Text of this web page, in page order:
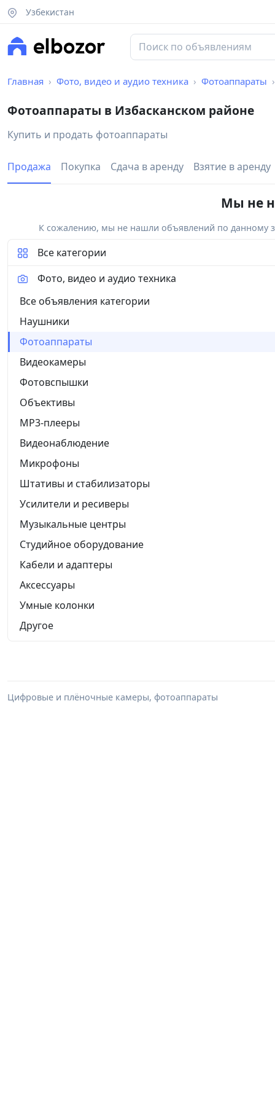
Узбекистан
Главная Фото, видео и аудио техника Фотоаппараты
Фотоаппараты в Избасканском районе
Купить и продать фотоаппараты
Продажа Покупка Сдача в аренду Взятие в аренду
Мы не
К сожалению, мы не нашли объявлений по данному
Все категории
Фото, видео и аудио техника
Все объявления категории
Наушники
Фотоаппараты
Видеокамеры
Фотовспышки
Объективы
MP3-плееры
Видеонаблюдение
Микрофоны
Штативы и стабилизаторы
Усилители и ресиверы
Музыкальные центры
Студийное оборудование
Кабели и адаптеры
Аксессуары
Умные колонки
Другое
Цифровые и плёночные камеры, фотоаппараты